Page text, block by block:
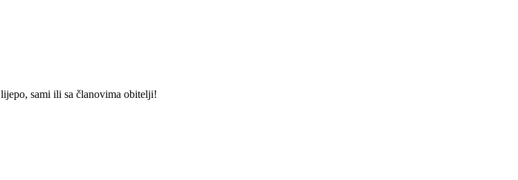
sami ili sa članovima obitelji!